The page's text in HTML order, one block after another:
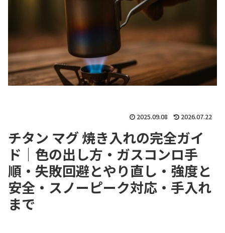
2025.09.08 2026.07.22
チタン マグ 焼き入れの完全ガイ
ド｜色の出し方・ガスコンロ手
順・失敗回避とやり直し・強度と
安全・スノーピーク対応・手入れ
まで